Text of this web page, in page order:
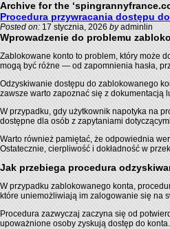
Archive for the
Procedura przywracania dostępu
Posted on: 17 stycznia, 2026 byadminlin
Wprowadzenie do problemu
Zablokowane konto to problem, który może
mogą być różne — od zapomnienia hasła,
Odzyskiwanie dostępu do zablokowanego
zawsze warto zapoznać się z dokumentacją
W przypadku, gdy użytkownik napotyka na
dostępne dla osób z zapytaniami dotyczącymi
Warto również pamiętać, że odpowiednia
Ostatecznie, cierpliwość i dokładność w
Jak przebiega procedura
W przypadku zablokowanego konta,
które uniemożliwiają im zalogowanie się na
Procedura zazwyczaj zaczyna się od
upoważnione osoby zyskują dostęp do konta.